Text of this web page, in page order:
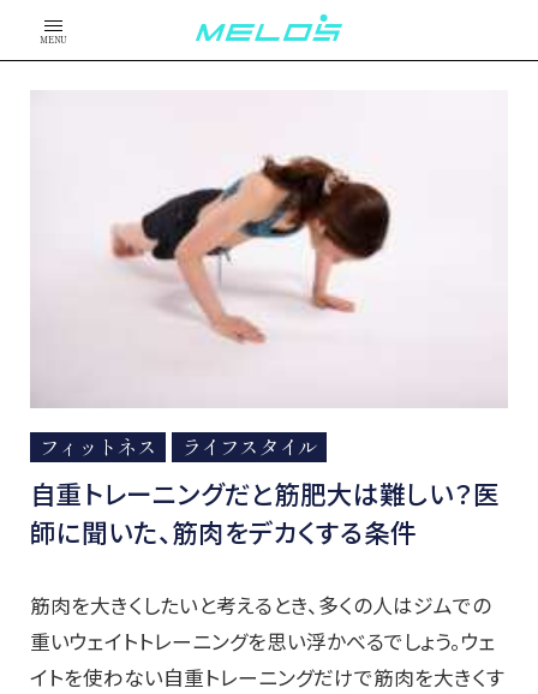
MENU
フィットネス ライフスタイル
自重トレーニングだと筋肥大は難しい？医
師に聞いた、筋肉をデカくする条件
筋肉を大きくしたいと考えるとき、多くの人はジムでの
重いウェイトトレーニングを思い浮かべるでしょう。ウェ
イトを使わない自重トレーニングだけで筋肉を大きくす